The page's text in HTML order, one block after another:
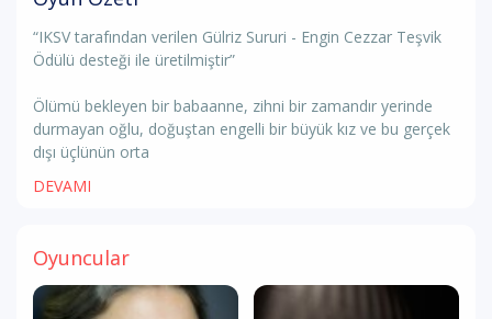
“IKSV tarafından verilen Gülriz Sururi - Engin Cezzar Teşvik
Ödülü desteği ile üretilmiştir”
Ölümü bekleyen bir babaanne, zihni bir zamandır yerinde
durmayan oğlu, doğuştan engelli bir büyük kız ve bu gerçek
dışı üçlünün orta
DEVAMI
Oyuncular